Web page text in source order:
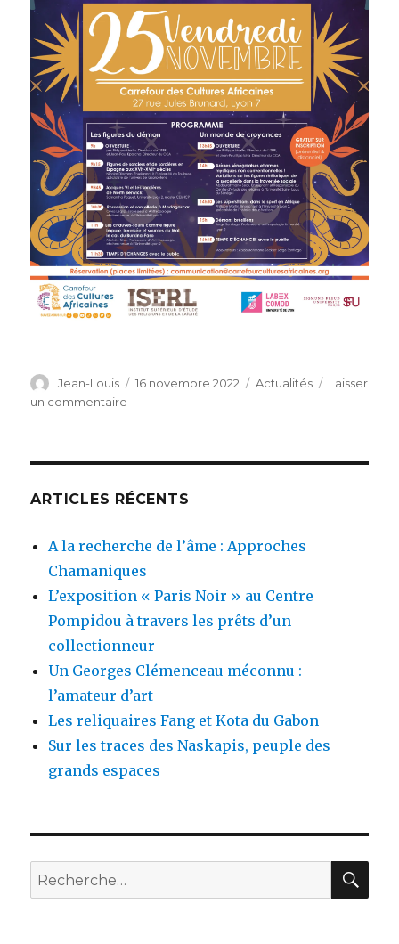
Auteur
Jean-Louis
Publié
16 novembre 2022 Catégories
Actualités
Laisser
un commentaire
ARTICLES RÉCENTS
A la recherche de l’âme : Approches
Chamaniques
L’exposition « Paris Noir » au Centre
Pompidou à travers les prêts d’un
collectionneur
Un Georges Clémenceau méconnu :
l’amateur d’art
Les reliquaires Fang et Kota du Gabon
Sur les traces des Naskapis, peuple des
grands espaces
Recherche
pour :